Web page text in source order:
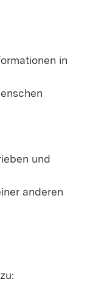
in
und
anderen